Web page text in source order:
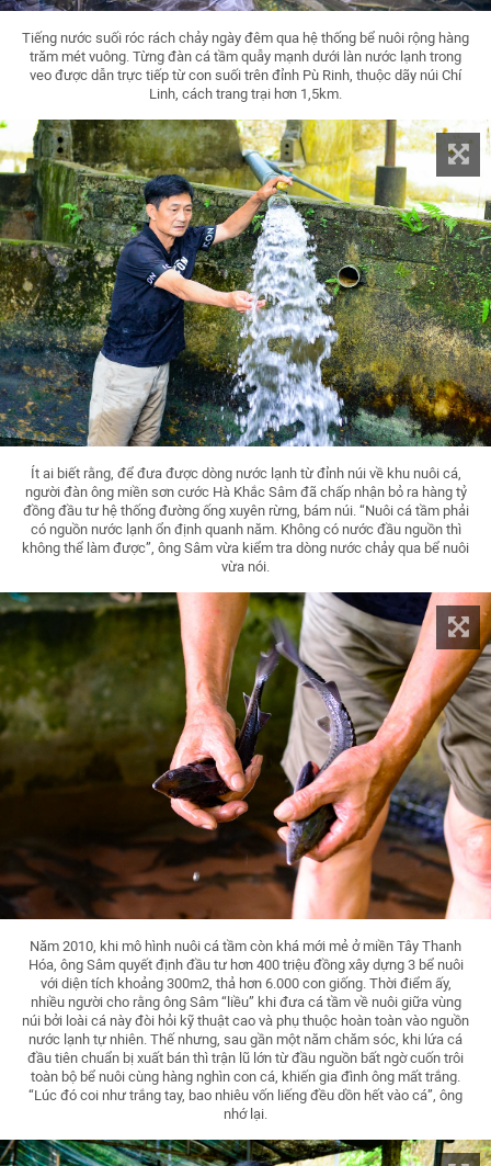
Tiếng nước suối róc rách chảy ngày đêm qua hệ thống bể nuôi rộng hàng
trăm mét vuông. Từng đàn cá tầm quẫy mạnh dưới làn nước lạnh trong
veo được dẫn trực tiếp từ con suối trên đỉnh Pù Rinh, thuộc dãy núi Chí
Linh, cách trang trại hơn 1,5km.
Ít ai biết rằng, để đưa được dòng nước lạnh từ đỉnh núi về khu nuôi cá,
người đàn ông miền sơn cước Hà Khắc Sâm đã chấp nhận bỏ ra hàng tỷ
đồng đầu tư hệ thống đường ống xuyên rừng, bám núi. “Nuôi cá tầm phải
có nguồn nước lạnh ổn định quanh năm. Không có nước đầu nguồn thì
không thể làm được”, ông Sâm vừa kiểm tra dòng nước chảy qua bể nuôi
vừa nói.
Năm 2010, khi mô hình nuôi cá tầm còn khá mới mẻ ở miền Tây Thanh
Hóa, ông Sâm quyết định đầu tư hơn 400 triệu đồng xây dựng 3 bể nuôi
với diện tích khoảng 300m2, thả hơn 6.000 con giống. Thời điểm ấy,
nhiều người cho rằng ông Sâm “liều” khi đưa cá tầm về nuôi giữa vùng
núi bởi loài cá này đòi hỏi kỹ thuật cao và phụ thuộc hoàn toàn vào nguồn
nước lạnh tự nhiên. Thế nhưng, sau gần một năm chăm sóc, khi lứa cá
đầu tiên chuẩn bị xuất bán thì trận lũ lớn từ đầu nguồn bất ngờ cuốn trôi
toàn bộ bể nuôi cùng hàng nghìn con cá, khiến gia đình ông mất trắng.
“Lúc đó coi như trắng tay, bao nhiêu vốn liếng đều dồn hết vào cá”, ông
nhớ lại.